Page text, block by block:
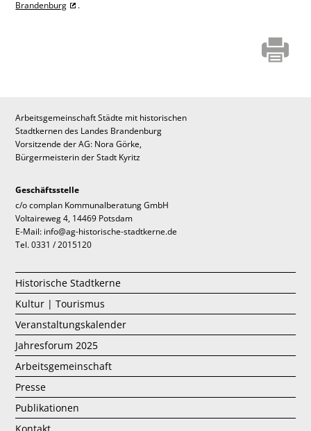
Brandenburg
.
Arbeitsgemeinschaft Städte mit historischen
Stadtkernen des Landes Brandenburg
Vorsitzende der AG: Nora Görke,
Bürgermeisterin der Stadt Kyritz
Geschäftsstelle
c/o complan Kommunalberatung GmbH
Voltaireweg 4, 14469 Potsdam
E-Mail: info@ag-historische-stadtkerne.de
Tel. 0331 / 2015120
Historische Stadtkerne
Kultur | Tourismus
Veranstaltungskalender
Jahresforum 2025
Arbeitsgemeinschaft
Presse
Publikationen